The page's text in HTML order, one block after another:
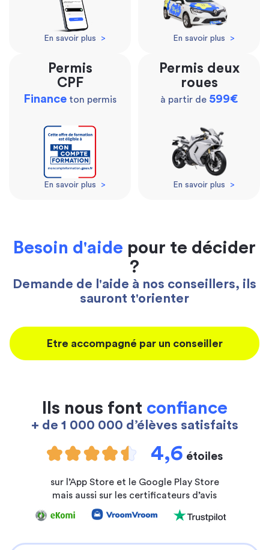
En savoir plus > En savoir plus >
Permis
CPF
Finance ton permis
En savoir plus >
Permis deux
roues
à partir de 599€
En savoir plus >
Besoin d'aide pour te décider
?
Demande de l'aide à nos conseillers, ils
sauront t'orienter
Etre accompagné par un conseiller
Ils nous font confiance
+ de 1 000 000 d’élèves satisfaits
4,6 étoiles
sur l’App Store et le Google Play Store
mais aussi sur les certificateurs d’avis